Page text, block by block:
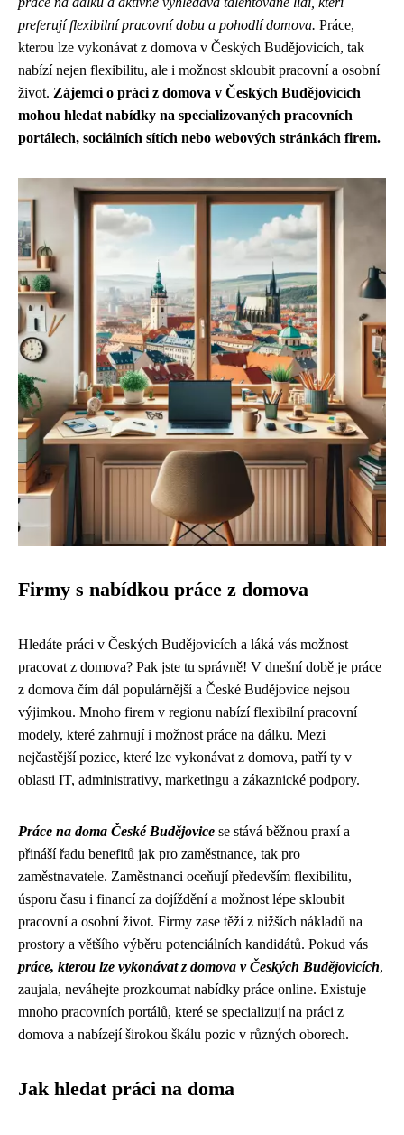
preferují flexibilní pracovní dobu a pohodlí domova. Práce,
kterou lze vykonávat z domova v Českých Budějovicích, tak
nabízí nejen flexibilitu, ale i možnost skloubit pracovní a osobní
život. Zájemci o práci z domova v Českých Budějovicích
mohou hledat nabídky na specializovaných pracovních
portálech, sociálních sítích nebo webových stránkách firem.
Firmy s nabídkou práce z domova
Hledáte práci v Českých Budějovicích a láká vás možnost
pracovat z domova? Pak jste tu správně! V dnešní době je práce
z domova čím dál populárnější a České Budějovice nejsou
výjimkou. Mnoho firem v regionu nabízí flexibilní pracovní
modely, které zahrnují i možnost práce na dálku. Mezi
nejčastější pozice, které lze vykonávat z domova, patří ty v
oblasti IT, administrativy, marketingu a zákaznické podpory.
Práce na doma České Budějovice se stává běžnou praxí a
přináší řadu benefitů jak pro zaměstnance, tak pro
zaměstnavatele. Zaměstnanci oceňují především flexibilitu,
úsporu času i financí za dojíždění a možnost lépe skloubit
pracovní a osobní život. Firmy zase těží z nižších nákladů na
prostory a většího výběru potenciálních kandidátů. Pokud vás
práce, kterou lze vykonávat z domova v Českých Budějovicích,
zaujala, neváhejte prozkoumat nabídky práce online. Existuje
mnoho pracovních portálů, které se specializují na práci z
domova a nabízejí širokou škálu pozic v různých oborech.
Jak hledat práci na doma